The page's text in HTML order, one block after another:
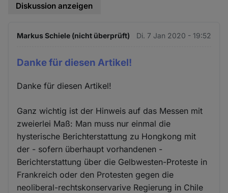
Diskussion anzeigen
Markus Schiele (nicht überprüft) Di. 7 Jan 2020 - 19:52
Danke für diesen Artikel!
Danke für diesen Artikel!
Ganz wichtig ist der Hinweis auf das Messen mit
zweierlei Maß: Man muss nur einmal die
hysterische Berichterstattung zu Hongkong mit
der - sofern überhaupt vorhandenen -
Berichterstattung über die Gelbwesten-Proteste in
Frankreich oder den Protesten gegen die
neoliberal-rechtskonservarive Regierung in Chile